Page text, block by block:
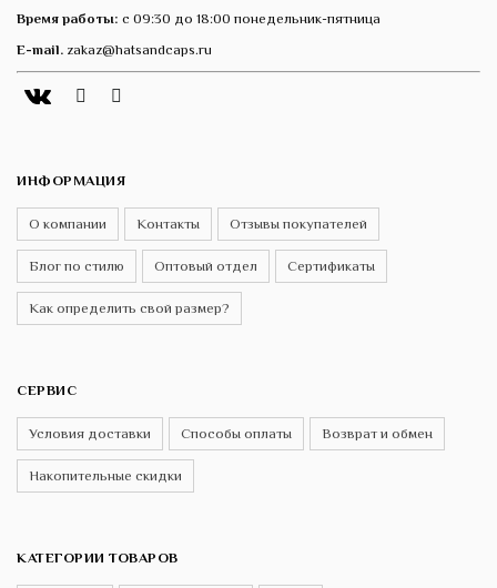
Время работы: с 09:30 до 18:00 понедельник-пятница
E-mail. zakaz@hatsandcaps.ru
Vk Telegram
ИНФОРМАЦИЯ
О компании Контакты Отзывы покупателей
Блог по стилю Оптовый отдел Сертификаты
Как определить свой размер?
СЕРВИС
Условия доставки Способы оплаты Возврат и обмен
Накопительные скидки
КАТЕГОРИИ ТОВАРОВ